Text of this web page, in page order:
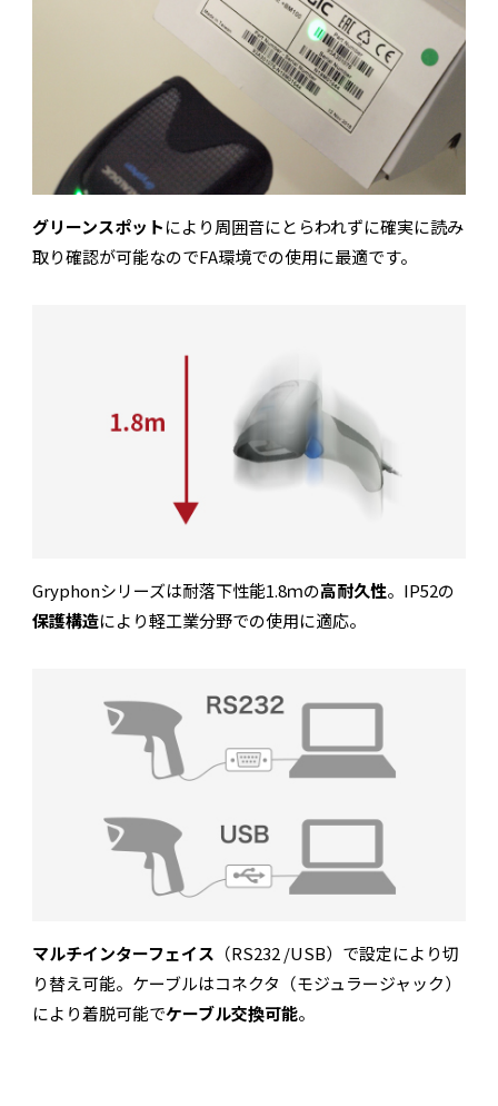
グリーンスポットにより周囲音にとらわれずに確実に読み
取り確認が可能なのでFA環境での使用に最適です。
Gryphonシリーズは耐落下性能1.8ｍの高耐久性。IP52の
保護構造により軽工業分野での使用に適応。
マルチインターフェイス （RS232 /USB）で設定により切
り替え可能。ケーブルはコネクタ（モジュラージャック）
により着脱可能でケーブル交換可能。